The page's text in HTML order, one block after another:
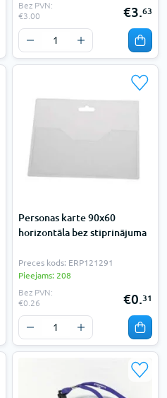
Bez PVN:
€3.00
€3.63
Personas karte 90x60
horizontāla bez stiprinājuma
Preces kods: ERP121291
Pieejams: 208
Bez PVN:
€0.26
€0.31